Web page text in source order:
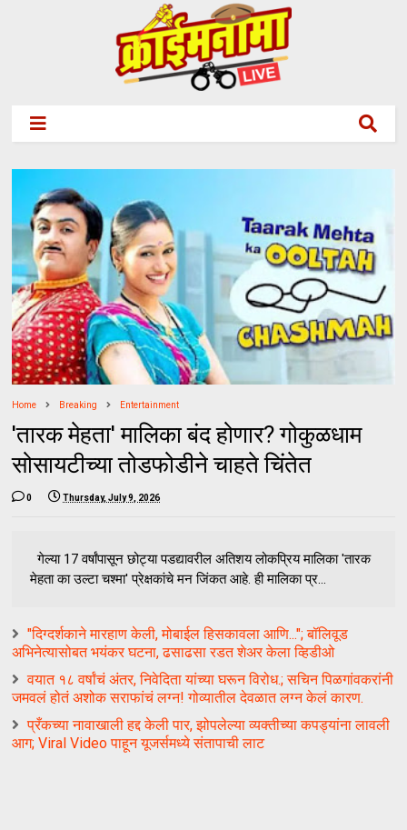
Home Breaking Entertainment
'तारक मेहता' मालिका बंद होणार? गोकुळधाम
सोसायटीच्या तोडफोडीने चाहते चिंतेत
0 Thursday, July 9, 2026
गेल्या 17 वर्षांपासून छोट्या पडद्यावरील अतिशय लोकप्रिय मालिका 'तारक
मेहता का उल्टा चश्मा' प्रेक्षकांचे मन जिंकत आहे. ही मालिका प्र...
"दिग्दर्शकाने मारहाण केली, मोबाईल हिसकावला आणि..."; बॉलिवूड
अभिनेत्यासोबत भयंकर घटना, ढसाढसा रडत शेअर केला व्हिडीओ
वयात १८ वर्षांचं अंतर, निवेदिता यांच्या घरून विरोध.; सचिन पिळगांवकरांनी
जमवलं होतं अशोक सराफांचं लग्न! गोव्यातील देवळात लग्न केलं कारण.
प्रँकच्या नावाखाली हद्द केली पार, झोपलेल्या व्यक्तीच्या कपड्यांना लावली
आग; Viral Video पाहून यूजर्समध्ये संतापाची लाट